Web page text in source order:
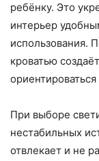
ребёнку. Это
интерьер
использования.
кроватью
При выборе
нестабильных
отвлекает и не